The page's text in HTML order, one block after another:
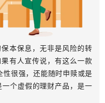
本保息，无非是风险的转
有人宣传说，有这么一款
很强，还能随时申赎或是
个虚假的理财产品，是一